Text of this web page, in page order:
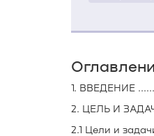
1. ВВЕДЕНИЕ
2. ЦЕЛЬ И
2.1 Цели и